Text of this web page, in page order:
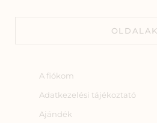
OLDALAK
A fiókom
Adatkezelési tájékoztató
Ajándék